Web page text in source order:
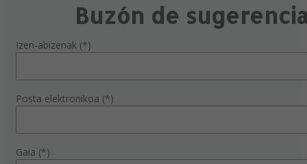
Buzón de
Izen-abizenak (*)
Posta elektronikoa (*)
Gaia (*)